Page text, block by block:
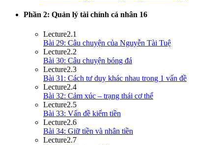
Phần 2: Quản lý tài chính cá nhân 16
Lecture2.1
Bài 29: Câu chuyện của Nguyễn Tài Tuệ
Lecture2.2
Bài 30: Câu chuyện bóng đá
Lecture2.3
Bài 31: Cách tư duy khác nhau trong 1 vấn đề
Lecture2.4
Bài 32: Cảm xúc – trạng thái cơ thể
Lecture2.5
Bài 33: Vấn đề kiếm tiền
Lecture2.6
Bài 34: Giữ tiền và nhân tiền
Lecture2.7